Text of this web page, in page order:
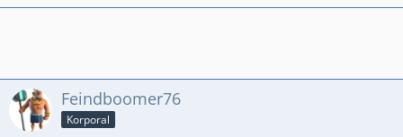
Feindboomer76
Korporal